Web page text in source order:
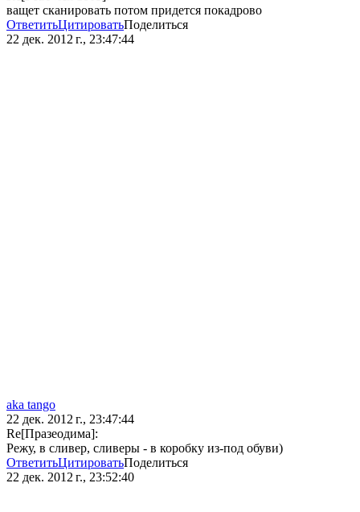
ващет сканировать потом придется покадрово
ОтветитьЦитироватьПоделиться
22 дек. 2012 г., 23:47:44
aka tango
22 дек. 2012 г., 23:47:44
Re[Празеодима]:
Режу, в сливер, сливеры - в коробку из-под обуви)
ОтветитьЦитироватьПоделиться
22 дек. 2012 г., 23:52:40